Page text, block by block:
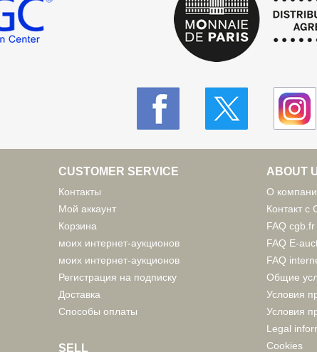
CUSTOMER SERVICE
Контакты
Мой аккаунт
Корзина
моих интернет-аукционов
моих интернет-аукционов
Регистрация на подписку
Доставка
Способы оплаты
SELL
ABOUT
О
Контакт с
FAQ cgb.fr
FAQ E-
FAQ
Общие
Условия
Условия
Legal
Cookies